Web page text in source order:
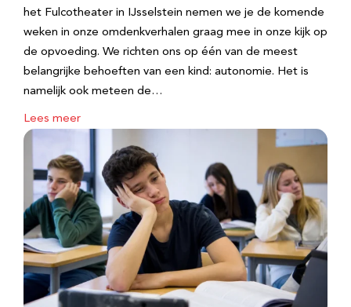
het Fulcotheater in IJsselstein nemen we je de komende
weken in onze omdenkverhalen graag mee in onze kijk op
de opvoeding. We richten ons op één van de meest
belangrijke behoeften van een kind: autonomie. Het is
namelijk ook meteen de…
Lees meer